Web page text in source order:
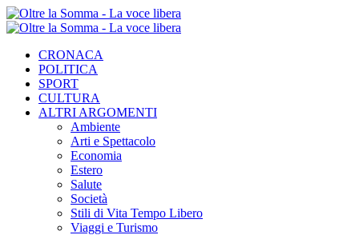
CRONACA
POLITICA
SPORT
CULTURA
ALTRI ARGOMENTI
Ambiente
Arti e Spettacolo
Economia
Estero
Salute
Società
Stili di Vita Tempo Libero
Viaggi e Turismo